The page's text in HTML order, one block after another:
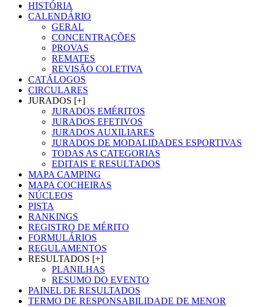
HISTÓRIA
CALENDÁRIO
GERAL
CONCENTRAÇÕES
PROVAS
REMATES
REVISÃO COLETIVA
CATÁLOGOS
CIRCULARES
JURADOS [+]
JURADOS EMÉRITOS
JURADOS EFETIVOS
JURADOS AUXILIARES
JURADOS DE MODALIDADES ESPORTIVAS
TODAS AS CATEGORIAS
EDITAIS E RESULTADOS
MAPA CAMPING
MAPA COCHEIRAS
NÚCLEOS
PISTA
RANKINGS
REGISTRO DE MÉRITO
FORMULÁRIOS
REGULAMENTOS
RESULTADOS [+]
PLANILHAS
RESUMO DO EVENTO
PAINEL DE RESULTADOS
TERMO DE RESPONSABILIDADE DE MENOR